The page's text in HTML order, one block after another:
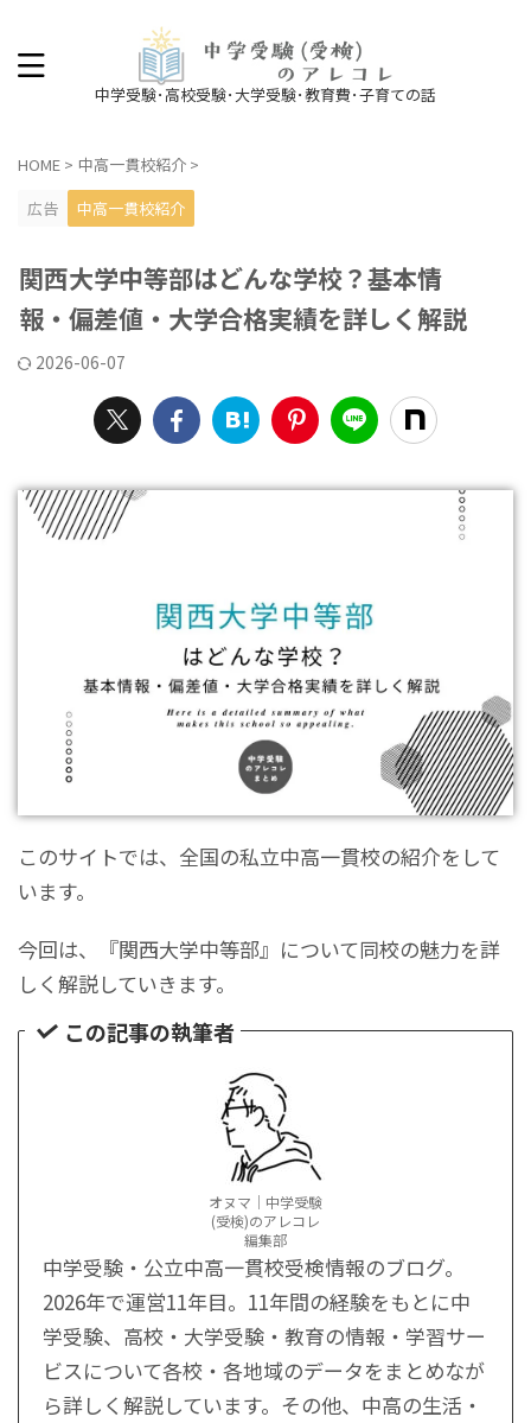
中学受験･高校受験･大学受験･教育費･子育ての話
HOME > 中高一貫校紹介 >
広告
中高一貫校紹介
関西大学中等部はどんな学校？基本情
報・偏差値・大学合格実績を詳しく解説
2026-06-07
このサイトでは、全国の私立中高一貫校の紹介をして
います。
今回は、『関西大学中等部』について同校の魅力を詳
しく解説していきます。
この記事の執筆者
オヌマ｜中学受験
(受検)のアレコレ
編集部
中学受験・公立中高一貫校受検情報のブログ。
2026年で運営11年目。11年間の経験をもとに中
学受験、高校・大学受験・教育の情報・学習サー
ビスについて各校・各地域のデータをまとめなが
ら詳しく解説しています。その他、中高の生活・